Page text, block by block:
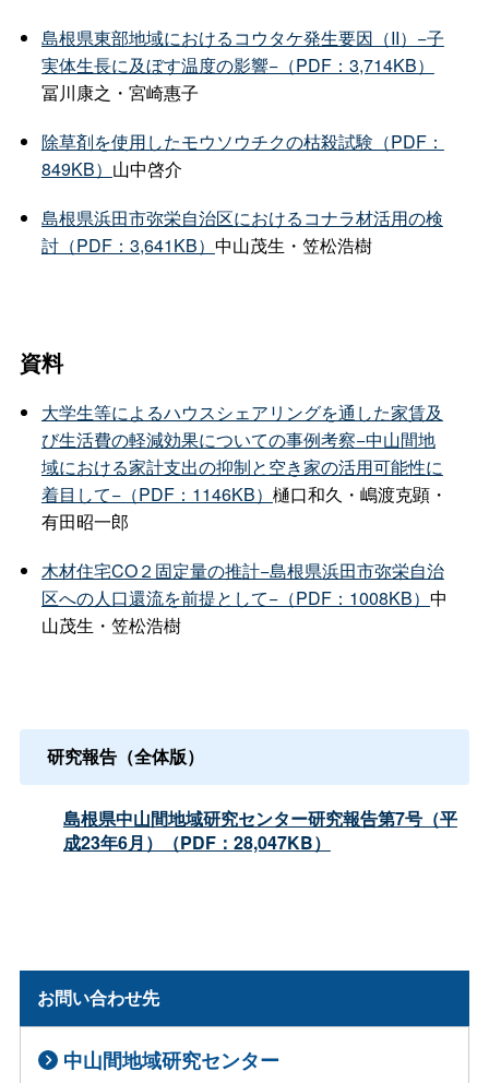
島根県東部地域におけるコウタケ発生要因（II）−子
実体生長に及ぼす温度の影響−（PDF：3,714KB）
冨川康之・宮崎惠子
除草剤を使用したモウソウチクの枯殺試験（PDF：
849KB） 山中啓介
島根県浜田市弥栄自治区におけるコナラ材活用の検
討（PDF：3,641KB） 中山茂生・笠松浩樹
資料
大学生等によるハウスシェアリングを通した家賃及
び生活費の軽減効果についての事例考察−中山間地
域における家計支出の抑制と空き家の活用可能性に
着目して−（PDF：1146KB） 樋口和久・嶋渡克顕・
有田昭一郎
木材住宅CO２固定量の推計−島根県浜田市弥栄自治
区への人口還流を前提として−（PDF：1008KB） 中
山茂生・笠松浩樹
研究報告（全体版）
島根県中山間地域研究センター研究報告第7号（平
成23年6月）（PDF：28,047KB）
お問い合わせ先
中山間地域研究センター